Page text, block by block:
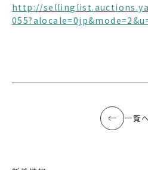
http://
一覧